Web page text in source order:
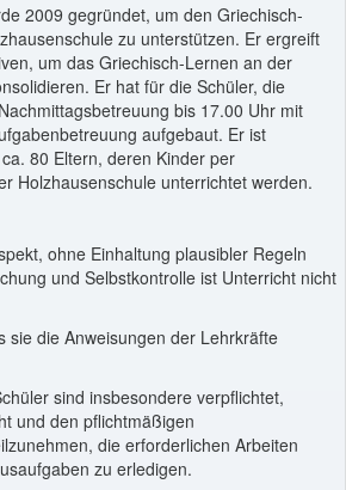
2009 gegründet, um den Griechisch-
zu unterstützen. Er ergreift
um das Griechisch-Lernen an der
Er hat für die Schüler, die
bis 17.00 Uhr mit
aufgebaut. Er ist
80 Eltern, deren Kinder per
Holzhausenschule unterrichtet werden.
ohne Einhaltung plausibler Regeln
und Selbstkontrolle ist Unterricht nicht
sie die Anweisungen der Lehrkräfte
sind insbesondere verpflichtet,
und den pflichtmäßigen
die erforderlichen Arbeiten
zu erledigen.